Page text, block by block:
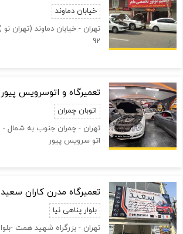
خیابان دماوند
92
تعمیرگاه و اتوسرویس پیور
اتوبان چمران
تهران - چمران جنوب به شمال
اتو سرویس پیور
تعمیرگاه مدرن کاران
بلوار پناهی نیا
تهران - بزرگراه شهید همت -